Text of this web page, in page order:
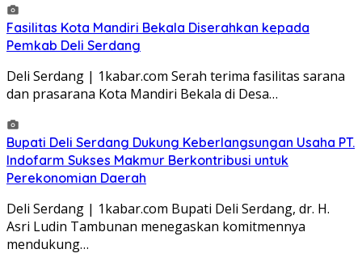
Fasilitas Kota Mandiri Bekala Diserahkan kepada
Pemkab Deli Serdang
Deli Serdang | 1kabar.com Serah terima fasilitas sarana
dan prasarana Kota Mandiri Bekala di Desa…
Bupati Deli Serdang Dukung Keberlangsungan Usaha PT.
Indofarm Sukses Makmur Berkontribusi untuk
Perekonomian Daerah
Deli Serdang | 1kabar.com Bupati Deli Serdang, dr. H.
Asri Ludin Tambunan menegaskan komitmennya
mendukung…